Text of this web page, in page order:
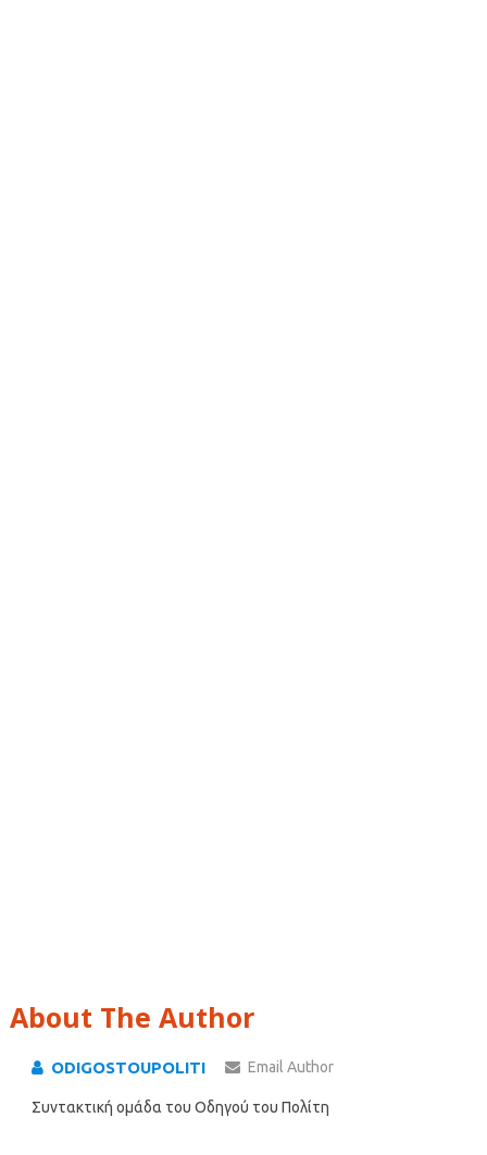
About The Author
ODIGOSTOUPOLITI Email Author
Συντακτική ομάδα του Οδηγού του Πολίτη